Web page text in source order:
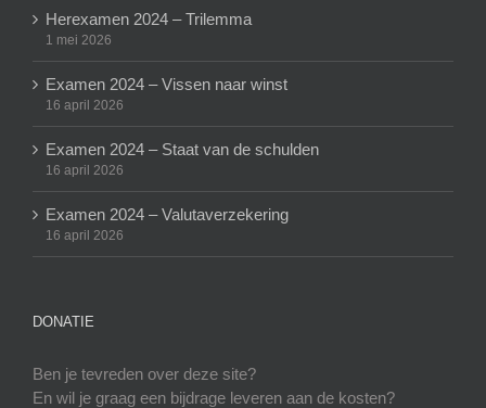
Herexamen 2024 – Trilemma
1 mei 2026
Examen 2024 – Vissen naar winst
16 april 2026
Examen 2024 – Staat van de schulden
16 april 2026
Examen 2024 – Valutaverzekering
16 april 2026
DONATIE
Ben je tevreden over deze site?
En wil je graag een bijdrage leveren aan de kosten?